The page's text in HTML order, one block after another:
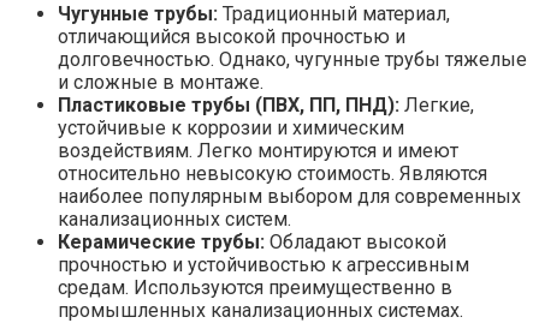
Чугунные трубы: Традиционный материал,
отличающийся высокой прочностью и
долговечностью. Однако, чугунные трубы тяжелые
и сложные в монтаже.
Пластиковые трубы (ПВХ, ПП, ПНД): Легкие,
устойчивые к коррозии и химическим
воздействиям. Легко монтируются и имеют
относительно невысокую стоимость. Являются
наиболее популярным выбором для современных
канализационных систем.
Керамические трубы: Обладают высокой
прочностью и устойчивостью к агрессивным
средам. Используются преимущественно в
промышленных канализационных системах.